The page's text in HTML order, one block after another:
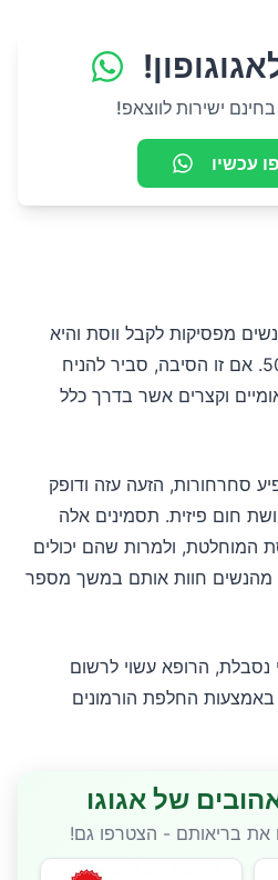
ישירות לווצאפ!
עכשיו
מפסיקות לקבל ווסת והיא
מתרחשת בדרך כלל בגיל 50. אם זו הסיבה, סביר להניח
וקצרים אשר בדרך כלל
סחרחורות, הזעה עזה ודופק
חום פיזית. תסמינים אלה
המוחלטת, ולמרות שהם יכולים
מהנשים חוות אותם במשך מספר
הרופא עשוי לרשום
החלפת הורמונים
של אגוגו
בריאותם - הצטרפו גם!